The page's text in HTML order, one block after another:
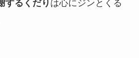
するくだり は心にジンとくる